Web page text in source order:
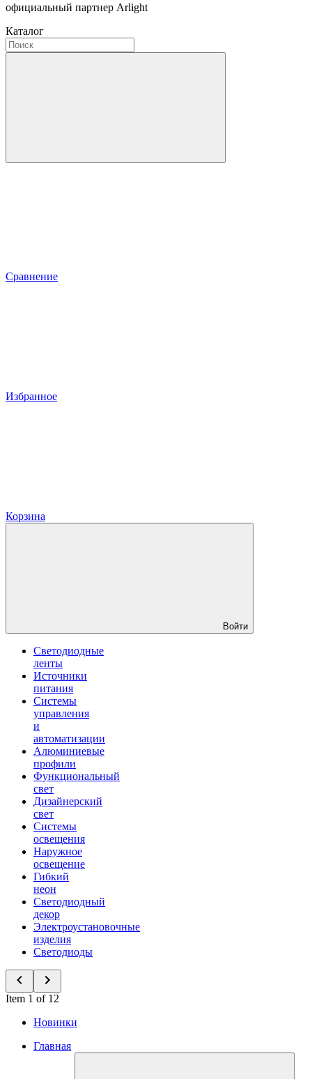
официальный партнер Arlight
Каталог
Сравнение
Избранное
Корзина
Войти
Светодиодные
ленты
Источники
питания
Системы
управления
и
автоматизации
Алюминиевые
профили
Функциональный
свет
Дизайнерский
свет
Системы
освещения
Наружное
освещение
Гибкий
неон
Светодиодный
декор
Электроустановочные
изделия
Светодиоды
Item 1 of 12
Новинки
Главная